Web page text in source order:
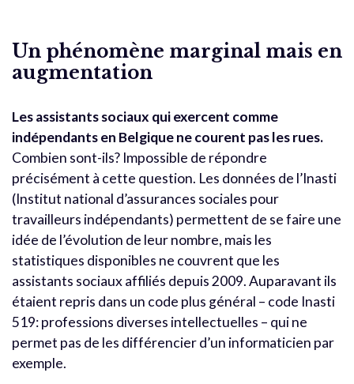
Un phénomène marginal mais en
augmentation
Les assistants sociaux qui exercent comme
indépendants en Belgique ne courent pas les rues.
Combien sont-ils? Impossible de répondre
précisément à cette question. Les données de l’Inasti
(Institut national d’assurances sociales pour
travailleurs indépendants) permettent de se faire une
idée de l’évolution de leur nombre, mais les
statistiques disponibles ne couvrent que les
assistants sociaux affiliés depuis 2009. Auparavant ils
étaient repris dans un code plus général – code Inasti
519: professions diverses intellectuelles – qui ne
permet pas de les différencier d’un informaticien par
exemple.